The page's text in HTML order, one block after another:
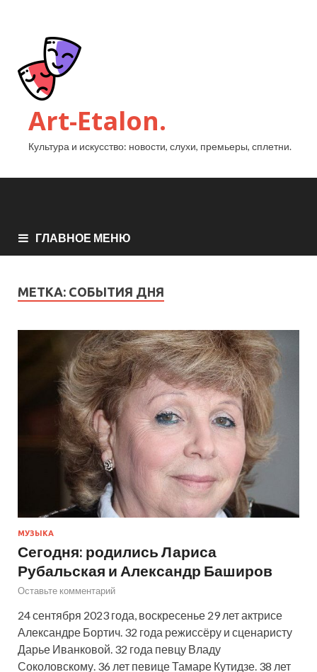
Art-Etalon.
Культура и искусство: новости, слухи, премьеры, сплетни.
ГЛАВНОЕ МЕНЮ
МЕТКА: СОБЫТИЯ ДНЯ
МУЗЫКА
Сегодня: родились Лариса
Рубальская и Александр Баширов
Оставьте комментарий
24 сентября 2023 года, воскресенье 29 лет актрисе
Александре Бортич. 32 года режиссёру и сценаристу
Дарье Иванковой. 32 года певцу Владу
Соколовскому. 36 лет певице Тамаре Кутидзе. 38 лет